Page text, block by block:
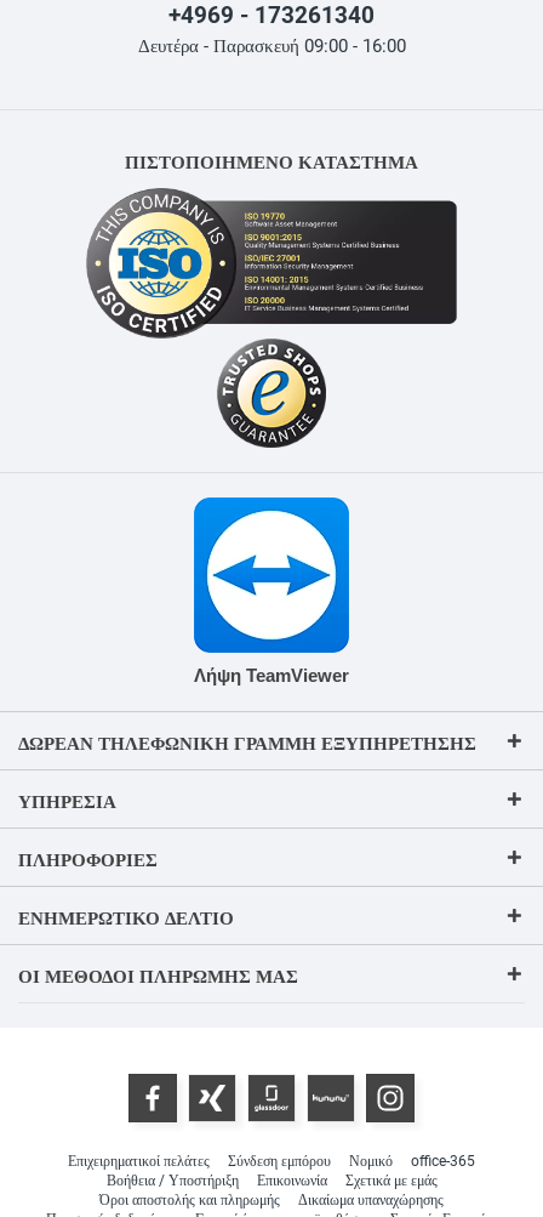
+4969 - 173261340
Δευτέρα - Παρασκευή 09:00 - 16:00
ΠΙΣΤΟΠΟΙΗΜΕΝΟ ΚΑΤΑΣΤΗΜΑ
Λήψη TeamViewer
ΔΩΡΕΆΝ ΤΗΛΕΦΩΝΙΚΉ ΓΡΑΜΜΉ ΕΞΥΠΗΡΈΤΗΣΗΣ
ΥΠΗΡΕΣΊΑ
ΠΛΗΡΟΦΟΡΊΕΣ
ΕΝΗΜΕΡΩΤΙΚΌ ΔΕΛΤΊΟ
ΟΙ ΜΈΘΟΔΟΙ ΠΛΗΡΩΜΉΣ ΜΑΣ
Επιχειρηματικοί πελάτες Σύνδεση εμπόρου Νομικό
office-365
Βοήθεια / Υποστήριξη
Επικοινωνία
Σχετικά με εμάς
Όροι αποστολής και πληρωμής
Δικαίωμα υπαναχώρησης